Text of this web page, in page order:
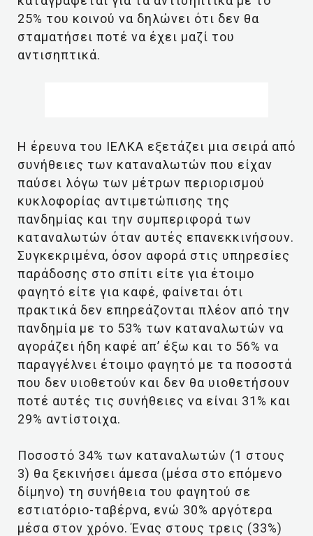
25% του κοινού να δηλώνει ότι δεν θα
σταματήσει ποτέ να έχει μαζί του
αντισηπτικά.
Η έρευνα του ΙΕΛΚΑ εξετάζει μια σειρά από
συνήθειες των καταναλωτών που είχαν
παύσει λόγω των μέτρων περιορισμού
κυκλοφορίας αντιμετώπισης της
πανδημίας και την συμπεριφορά των
καταναλωτών όταν αυτές επανεκκινήσουν.
Συγκεκριμένα, όσον αφορά στις υπηρεσίες
παράδοσης στο σπίτι είτε για έτοιμο
φαγητό είτε για καφέ, φαίνεται ότι
πρακτικά δεν επηρεάζονται πλέον από την
πανδημία με το 53% των καταναλωτών να
αγοράζει ήδη καφέ απ’ έξω και το 56% να
παραγγέλνει έτοιμο φαγητό με τα ποσοστά
που δεν υιοθετούν και δεν θα υιοθετήσουν
ποτέ αυτές τις συνήθειες να είναι 31% και
29% αντίστοιχα.
Ποσοστό 34% των καταναλωτών (1 στους
3) θα ξεκινήσει άμεσα (μέσα στο επόμενο
δίμηνο) τη συνήθεια του φαγητού σε
εστιατόριο-ταβέρνα, ενώ 30% αργότερα
μέσα στον χρόνο. Ένας στους τρεις (33%)